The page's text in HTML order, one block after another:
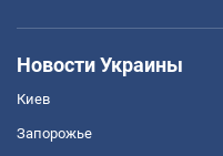
Новости Украины
Киев
Запорожье